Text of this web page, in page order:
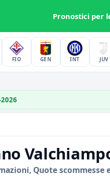
Pronostici per
FIO GEN INT JUV
Quote scommesse